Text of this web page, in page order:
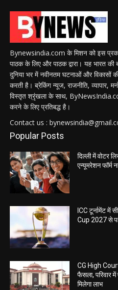
Bynewsindia.com के मिशन को इस
पाठक के लिए और पाठक द्वारा। यह भारत
दुनिया भर में नवीनतम घटनाओं और
करती है। ब्रेकिंग न्यूज, राजनीति, व्यापार,
विस्तृत श्रृंखला के साथ,
करने के लिए प्रतिबद्ध है।
Contact us :
Popular Posts
दिल्ली में वोटर
एन्यूमरेशन फॉर्म
ICC टूर्नामेंट में
Cup 2027 से
CG High
फैसला, परिवार
मिलेगा लाभ